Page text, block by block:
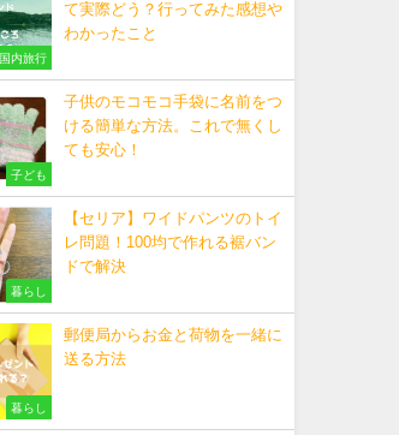
国内旅行
て実際どう？行ってみた感想や
わかったこと
子ども
子供のモコモコ手袋に名前をつ
ける簡単な方法。これで無くし
ても安心！
暮らし
【セリア】ワイドパンツのトイ
レ問題！100均で作れる裾バン
ドで解決
暮らし
郵便局からお金と荷物を一緒に
送る方法